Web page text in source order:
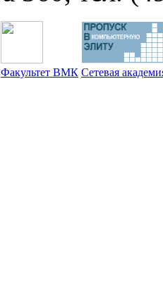
Факультет ВМК Сетевая